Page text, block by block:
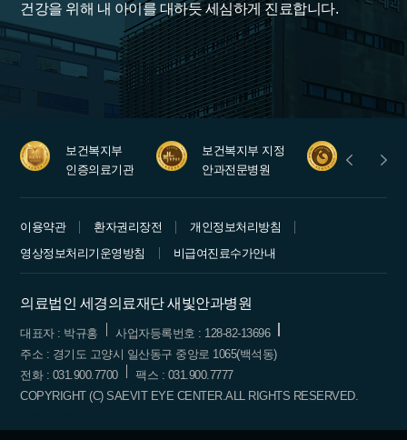
건강을 위해 내 아이를 대하듯 세심하게 진료합니다.
및
보건복지부
인증의료기관
보건복지부 지정
안과전문병원
수련병원
이용약관 환자권리장전
개인정보처리방침
영상정보처리기운영방침
비급여진료수가안내
의료법인 세경의료재단 새빛안과병원
대표자 : 박규홍
사업자등록번호 : 128-82-13696
주소 : 경기도 고양시 일산동구 중앙로 1065(백석동)
전화 : 031.900.7700
팩스 : 031.900.7777
COPYRIGHT (C) SAEVIT EYE CENTER.ALL RIGHTS RESERVED.